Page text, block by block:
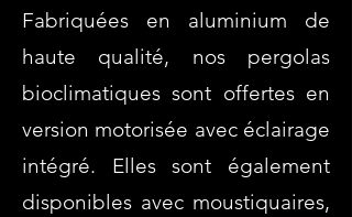
Fabriquées en aluminium de
haute qualité, nos pergolas
bioclimatiques sont offertes en
version motorisée avec éclairage
intégré. Elles sont également
disponibles avec moustiquaires,